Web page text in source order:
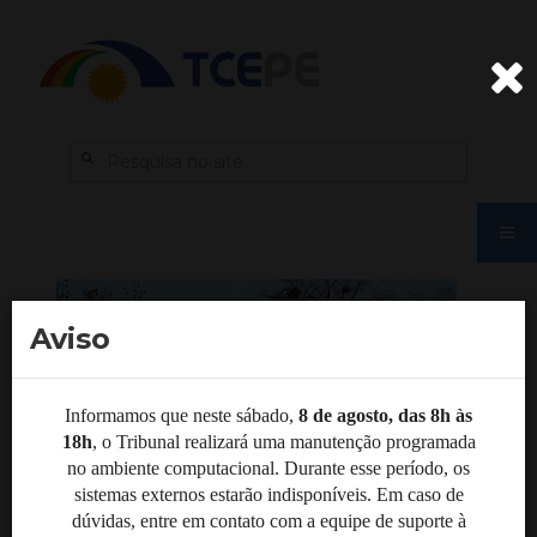
Aviso
Informamos que neste sábado, 8 de agosto, das 8h às
18h, o Tribunal realizará uma manutenção programada
no ambiente computacional. Durante esse período, os
sistemas externos estarão indisponíveis. Em caso de
dúvidas, entre em contato com a equipe de suporte à